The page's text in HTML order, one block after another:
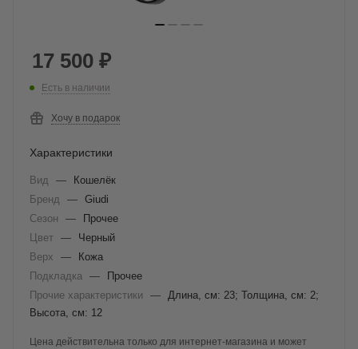
17 500 ₽
Есть в наличии
Хочу в подарок
Характеристики
Вид —
Кошелёк
Бренд
— Giudi
Сезон
—
Прочее
Цвет —
Черный
Верх
—
Кожа
Подкладка
—
Прочее
Прочие характеристики
—
Длина, см: 23; Толщина, см: 2;
Высота, см: 12
Цена действительна только для интернет-магазина и может